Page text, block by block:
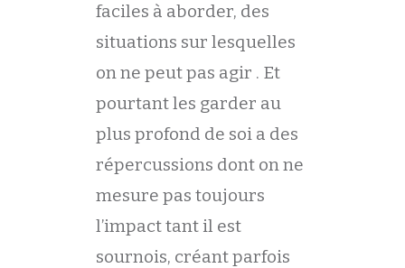
faciles à aborder, des
situations sur lesquelles
on ne peut pas agir . Et
pourtant les garder au
plus profond de soi a des
répercussions dont on ne
mesure pas toujours
l’impact tant il est
sournois, créant parfois